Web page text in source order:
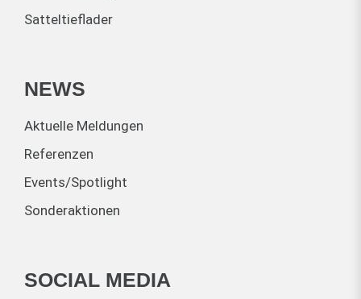
Satteltieflader
NEWS
Aktuelle Meldungen
Referenzen
Events/Spotlight
Sonderaktionen
SOCIAL MEDIA